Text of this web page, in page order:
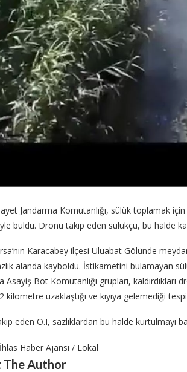
Jandarma Komutanlığı, sülük toplamak
buldu. Dronu takip eden sülükçü, bu halde
Karacabey ilçesi Uluabat Gölünde
alanda kayboldu. İstikametini bulamayan
Asayiş Bot Komutanlığı grupları,
kilometre uzaklaştığı ve kıyıya gelemediği
eden O.I, sazlıklardan bu halde kurtulmayı
Haber Ajansı / Lokal
The Author